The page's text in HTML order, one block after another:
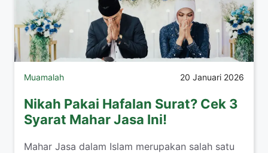
Muamalah 20 Januari 2026
Nikah Pakai Hafalan Surat? Cek 3
Syarat Mahar Jasa Ini!
​Mahar Jasa dalam Islam merupakan salah satu